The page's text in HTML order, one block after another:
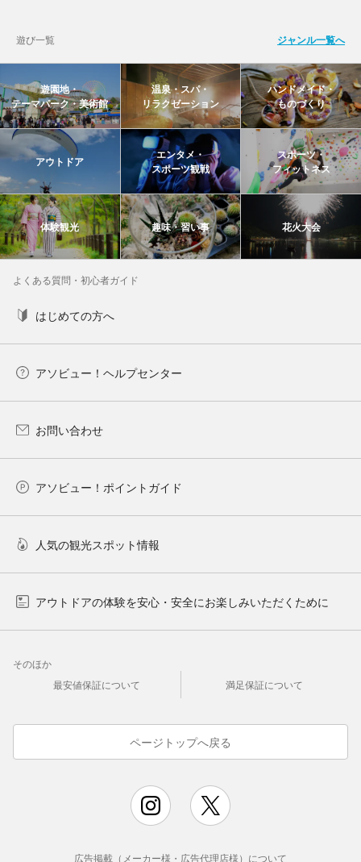
遊び一覧 ジャンル一覧へ
遊園地・
テーマパーク・美術館
温泉・スパ・
リラクゼーション
ハンドメイド・
ものづくり
アウトドア
エンタメ・
スポーツ観戦
スポーツ・
フィットネス
体験観光 趣味・習い事 花火大会
よくある質問・初心者ガイド
はじめての方へ
アソビュー！ヘルプセンター
お問い合わせ
アソビュー！ポイントガイド
人気の観光スポット情報
アウトドアの体験を安心・安全にお楽しみいただくために
そのほか
最安値保証について
満足保証について
ページトップへ戻る
広告掲載（メーカー様・広告代理店様）について